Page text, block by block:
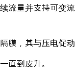
流量并支持可变
膜，其与压电促
直到皮升。